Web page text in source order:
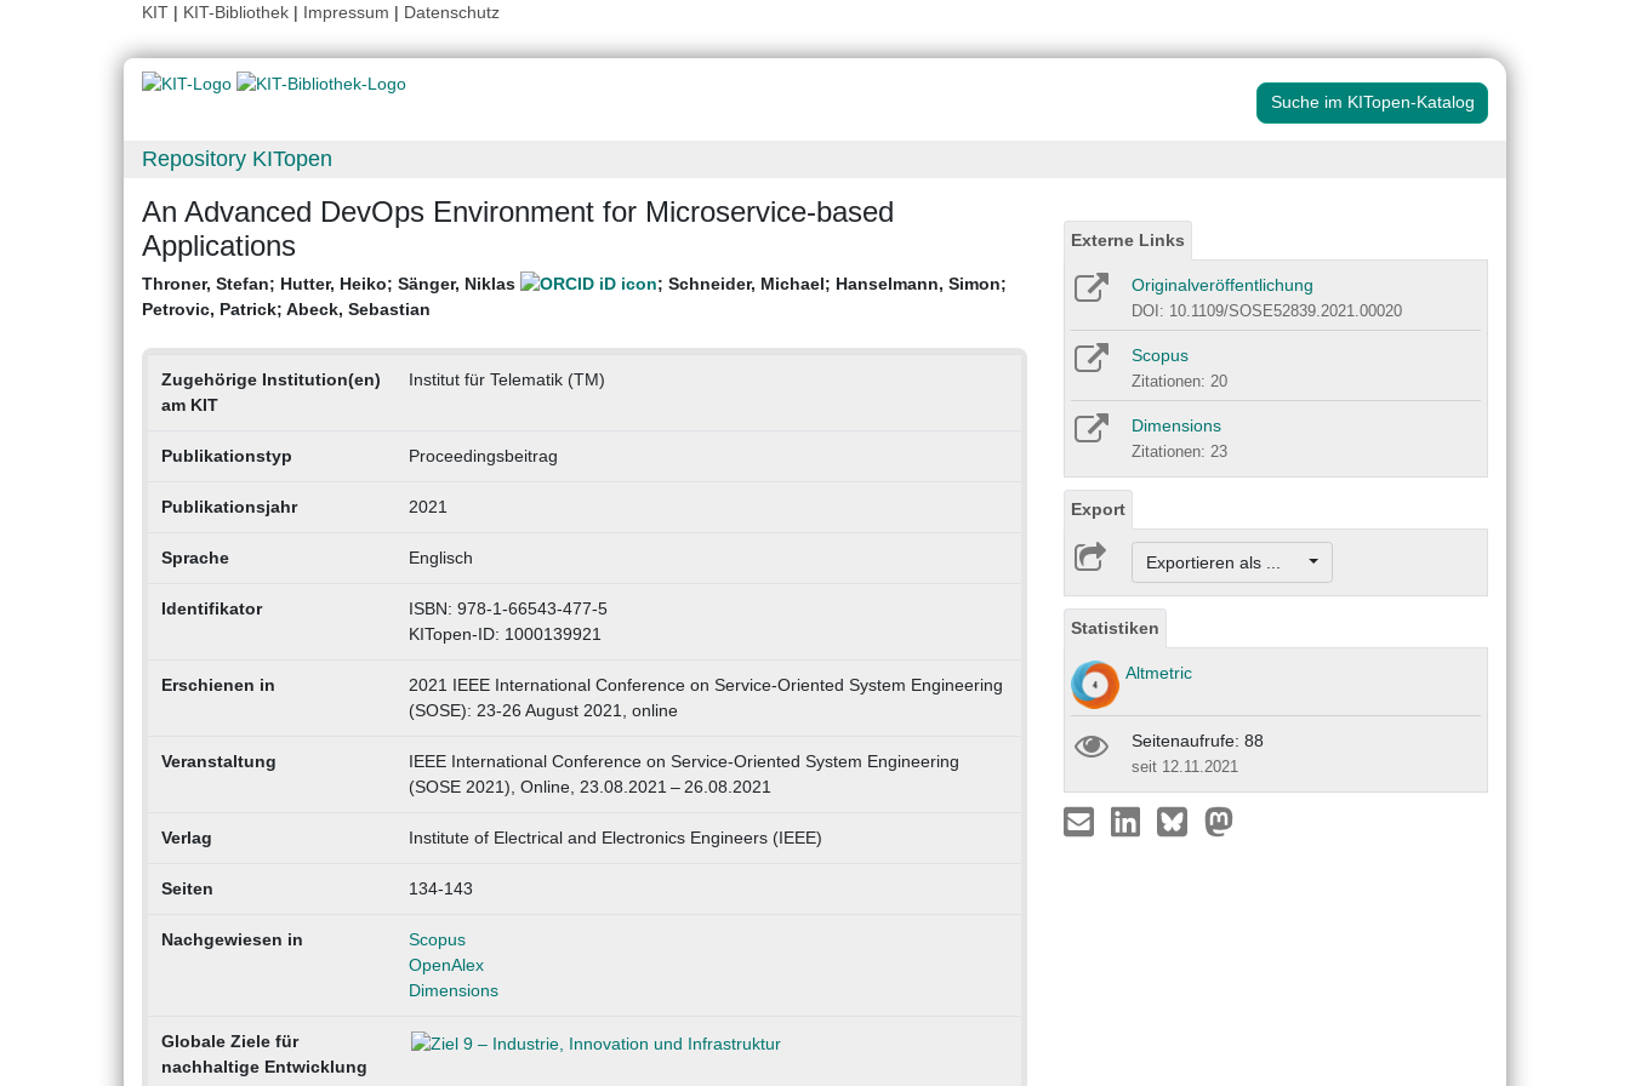
KIT | KIT-Bibliothek | Impressum | Datenschutz
Suche im KITopen-Katalog
Repository KITopen
An Advanced DevOps Environment for Microservice-based
Applications
Throner, Stefan; Hutter, Heiko; Sänger, Niklas ; Schneider, Michael; Hanselmann, Simon;
Petrovic, Patrick; Abeck, Sebastian
Zugehörige Institution(en)
am KIT
Institut für Telematik (TM)
Publikationstyp Proceedingsbeitrag
Publikationsjahr 2021
Sprache Englisch
Identifikator
ISBN: 978-1-66543-477-5
KITopen-ID: 1000139921
Erschienen in
2021 IEEE International Conference on Service-Oriented System Engineering
(SOSE): 23-26 August 2021, online
Veranstaltung
IEEE International Conference on Service-Oriented System Engineering
(SOSE 2021), Online, 23.08.2021 – 26.08.2021
Verlag Institute of Electrical and Electronics Engineers (IEEE)
Seiten 134-143
Nachgewiesen in
Scopus
OpenAlex
Dimensions
Globale Ziele für
nachhaltige Entwicklung
Externe Links
Originalveröffentlichung
DOI: 10.1109/SOSE52839.2021.00020
Scopus
Zitationen: 20
Dimensions
Zitationen: 23
Export
Exportieren als ...
Statistiken
Altmetric
Seitenaufrufe: 88
seit 12.11.2021